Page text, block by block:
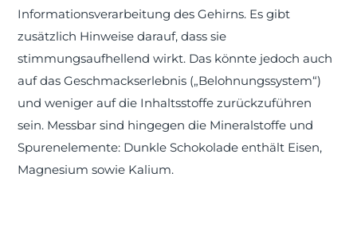
Informationsverarbeitung des Gehirns. Es gibt
zusätzlich Hinweise darauf, dass sie
stimmungsaufhellend wirkt. Das könnte jedoch auch
auf das Geschmackserlebnis („Belohnungssystem“)
und weniger auf die Inhaltsstoffe zurückzuführen
sein. Messbar sind hingegen die Mineralstoffe und
Spurenelemente: Dunkle Schokolade enthält Eisen,
Magnesium sowie Kalium.